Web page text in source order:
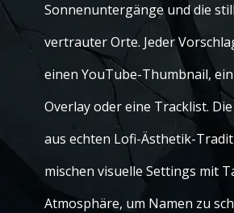
Sonnenuntergänge und die
vertrauter Orte. Jeder
einen YouTube-Thumbnail,
Overlay oder eine Tracklist.
aus echten Lofi-Ästhetik-
mischen visuelle Settings mit
Atmosphäre, um Namen zu